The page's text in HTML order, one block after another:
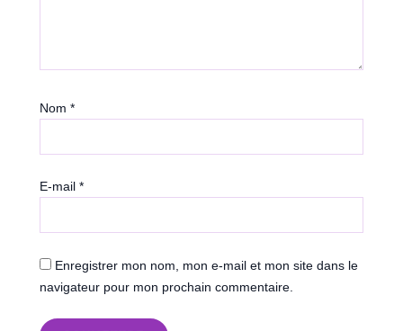
Nom*
E-mail*
Enregistrer mon nom, mon e-mail et mon site dans le
navigateur pour mon prochain commentaire.